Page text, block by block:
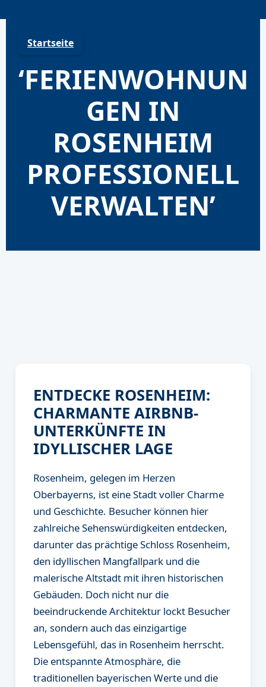
to
Startseite
‘FERIENWOHNUN
GEN IN
ROSENHEIM
PROFESSIONELL
VERWALTEN’
ENTDECKE ROSENHEIM:
CHARMANTE AIRBNB-
UNTERKÜNFTE IN
IDYLLISCHER LAGE
Rosenheim, gelegen im Herzen
Oberbayerns, ist eine Stadt voller Charme
und Geschichte. Besucher können hier
zahlreiche Sehenswürdigkeiten entdecken,
darunter das prächtige Schloss Rosenheim,
den idyllischen Mangfallpark und die
malerische Altstadt mit ihren historischen
Gebäuden. Doch nicht nur die
beeindruckende Architektur lockt Besucher
an, sondern auch das einzigartige
Lebensgefühl, das in Rosenheim herrscht.
Die entspannte Atmosphäre, die
traditionellen bayerischen Werte und die